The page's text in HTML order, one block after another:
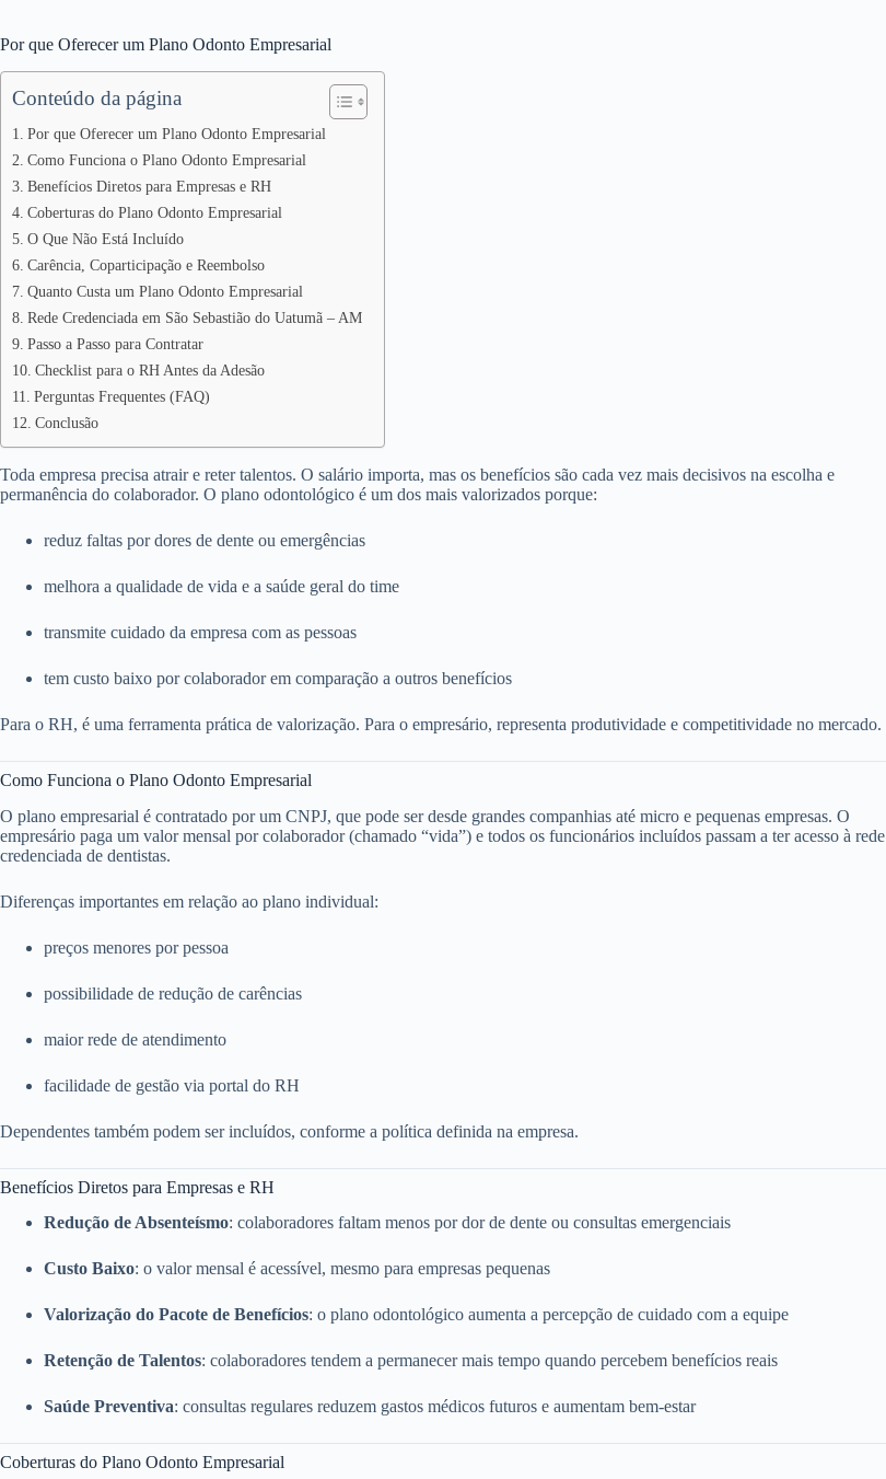
Por que Oferecer um Plano Odonto Empresarial
Conteúdo da página
Por que Oferecer um Plano Odonto Empresarial
Como Funciona o Plano Odonto Empresarial
Benefícios Diretos para Empresas e RH
Coberturas do Plano Odonto Empresarial
O Que Não Está Incluído
Carência, Coparticipação e Reembolso
Quanto Custa um Plano Odonto Empresarial
Rede Credenciada em São Sebastião do Uatumã – AM
Passo a Passo para Contratar
Checklist para o RH Antes da Adesão
Perguntas Frequentes (FAQ)
Conclusão
Toda empresa precisa atrair e reter talentos. O salário importa, mas os benefícios são cada vez mais decisivos na escolha e
permanência do colaborador. O plano odontológico é um dos mais valorizados porque:
reduz faltas por dores de dente ou emergências
melhora a qualidade de vida e a saúde geral do time
transmite cuidado da empresa com as pessoas
tem custo baixo por colaborador em comparação a outros benefícios
Para o RH, é uma ferramenta prática de valorização. Para o empresário, representa produtividade e competitividade no mercado.
Como Funciona o Plano Odonto Empresarial
O plano empresarial é contratado por um CNPJ, que pode ser desde grandes companhias até micro e pequenas empresas. O
empresário paga um valor mensal por colaborador (chamado “vida”) e todos os funcionários incluídos passam a ter acesso à rede
credenciada de dentistas.
Diferenças importantes em relação ao plano individual:
preços menores por pessoa
possibilidade de redução de carências
maior rede de atendimento
facilidade de gestão via portal do RH
Dependentes também podem ser incluídos, conforme a política definida na empresa.
Benefícios Diretos para Empresas e RH
Redução de Absenteísmo: colaboradores faltam menos por dor de dente ou consultas emergenciais
Custo Baixo: o valor mensal é acessível, mesmo para empresas pequenas
Valorização do Pacote de Benefícios: o plano odontológico aumenta a percepção de cuidado com a equipe
Retenção de Talentos: colaboradores tendem a permanecer mais tempo quando percebem benefícios reais
Saúde Preventiva: consultas regulares reduzem gastos médicos futuros e aumentam bem-estar
Coberturas do Plano Odonto Empresarial